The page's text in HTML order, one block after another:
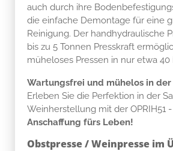
auch durch ihre
die einfache Demontage für eine
Reinigung. Der handhydraulische
bis zu 5 Tonnen Presskraft
müheloses Pressen in nur etwa 40
Wartungsfrei und mühelos in
Erleben Sie die Perfektion in der
Weinherstellung mit der OPRIH51 -
Anschaffung fürs Leben!
Obstpresse / Weinpresse im